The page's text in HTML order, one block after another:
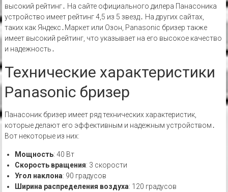
высокий рейтинг․ На сайте официального дилера Панасоника
устройство имеет рейтинг 4,5 из 5 звезд․ На других сайтах,
таких как Яндекс․Маркет или Озон, Panasonic бризер также
имеет высокий рейтинг, что указывает на его высокое качество
и надежность․
Технические характеристики
Panasonic бризер
Панасоник бризер имеет ряд технических характеристик,
которые делают его эффективным и надежным устройством․
Вот некоторые из них:
Мощность: 40 Вт
Скорость вращения: 3 скорости
Угол наклона: 90 градусов
Ширина распределения воздуха: 120 градусов